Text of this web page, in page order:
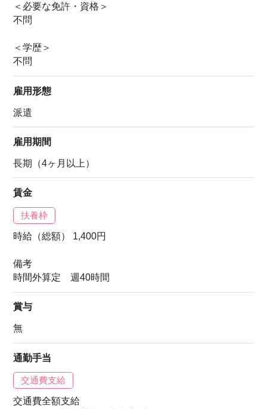
＜必要な免許・資格＞
不問
＜学歴＞
不問
雇用形態
派遣
雇用期間
長期（4ヶ月以上）
賃金
扶養枠
時給（総額） 1,400円
備考
時間外算定 週40時間
賞与
無
通勤手当
交通費支給
交通費全額支給